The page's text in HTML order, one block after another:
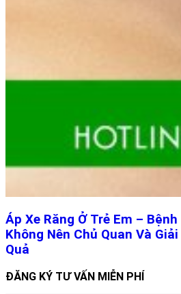
Áp Xe Răng Ở Trẻ Em –
Không Nên Chủ Quan Và
Quả
ĐĂNG KÝ TƯ VẤN MIỄN PHÍ